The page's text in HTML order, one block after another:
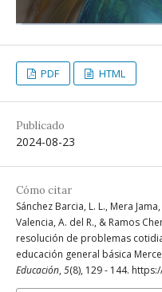
PDF HTML
Publicado
2024-08-23
Cómo citar
Sánchez Barcia, L. L., Mera
Valencia, A. del R., & Ramos
resolución de problemas
educación general básica
Educación, 5(8), 129 - 144.